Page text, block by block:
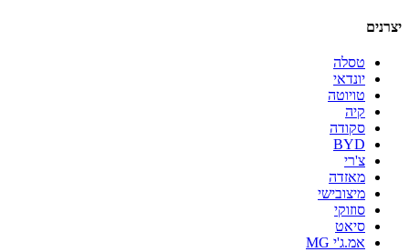
יצרנים
טסלה
יונדאי
טויוטה
קיה
סקודה
BYD
צ'רי
מאזדה
מיצובישי
סוזוקי
סיאט
אמ.ג'י MG